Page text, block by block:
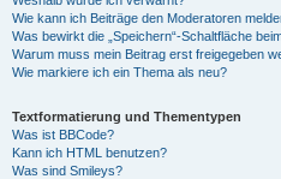
Wie kann ich Beiträge den Moderatoren
Was bewirkt die „Speichern“-Schaltfläche
Warum muss mein Beitrag erst freigegeben
Wie markiere ich ein Thema als neu?
Textformatierung und Thementypen
Was ist BBCode?
Kann ich HTML benutzen?
Was sind Smileys?